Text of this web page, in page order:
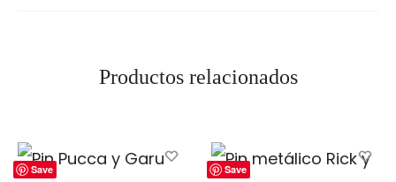
Productos relacionados
Save Save